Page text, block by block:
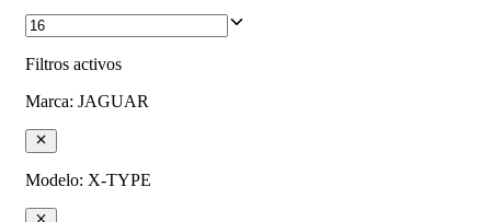
Filtros activos
Marca: JAGUAR
Modelo: X-TYPE